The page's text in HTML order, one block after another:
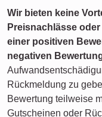
Wir bieten keine
Preisnachlässe
einer positiven
negativen
Rückmeldung zu
Bewertung teilweise
Gutscheinen oder